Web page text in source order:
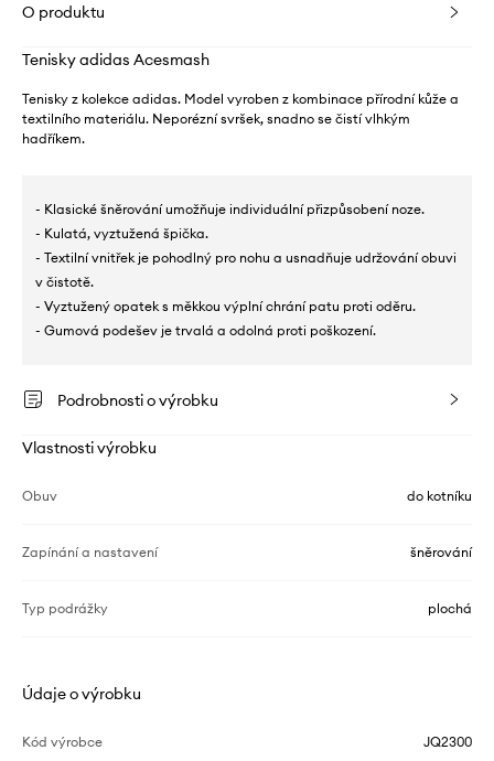
O produktu
Tenisky adidas Acesmash
Tenisky z kolekce adidas. Model vyroben z kombinace přírodní kůže a
textilního materiálu. Neporézní svršek, snadno se čistí vlhkým
hadříkem.
- Klasické šněrování umožňuje individuální přizpůsobení noze.
- Kulatá, vyztužená špička.
- Textilní vnitřek je pohodlný pro nohu a usnadňuje udržování obuvi
v čistotě.
- Vyztužený opatek s měkkou výplní chrání patu proti oděru.
- Gumová podešev je trvalá a odolná proti poškození.
Podrobnosti o výrobku
Vlastnosti výrobku
Obuv do kotníku
Zapínání a nastavení šněrování
Typ podrážky plochá
Údaje o výrobku
Kód výrobce JQ2300